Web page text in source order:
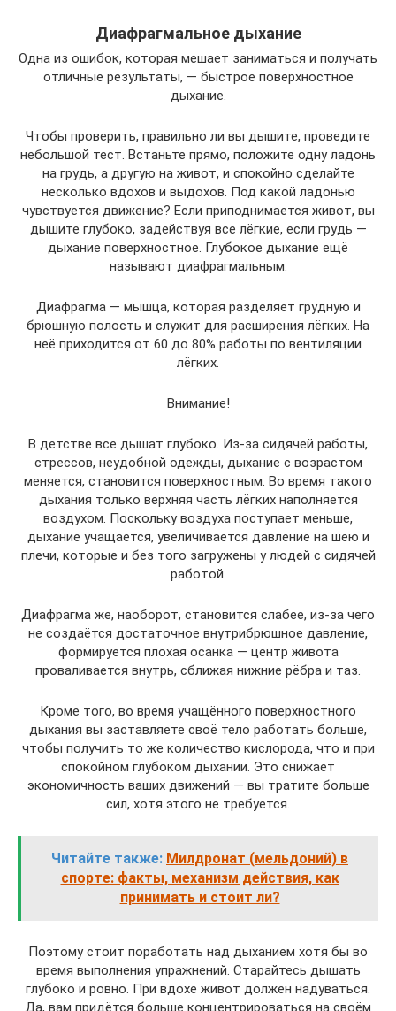
Диафрагмальное дыхание
Одна из ошибок, которая мешает заниматься и получать
отличные результаты, — быстрое поверхностное
дыхание.
Чтобы проверить, правильно ли вы дышите, проведите
небольшой тест. Встаньте прямо, положите одну ладонь
на грудь, а другую на живот, и спокойно сделайте
несколько вдохов и выдохов. Под какой ладонью
чувствуется движение? Если приподнимается живот, вы
дышите глубоко, задействуя все лёгкие, если грудь —
дыхание поверхностное. Глубокое дыхание ещё
называют диафрагмальным.
Диафрагма — мышца, которая разделяет грудную и
брюшную полость и служит для расширения лёгких. На
неё приходится от 60 до 80% работы по вентиляции
лёгких.
Внимание!
В детстве все дышат глубоко. Из-за сидячей работы,
стрессов, неудобной одежды, дыхание с возрастом
меняется, становится поверхностным. Во время такого
дыхания только верхняя часть лёгких наполняется
воздухом. Поскольку воздуха поступает меньше,
дыхание учащается, увеличивается давление на шею и
плечи, которые и без того загружены у людей с сидячей
работой.
Диафрагма же, наоборот, становится слабее, из-за чего
не создаётся достаточное внутрибрюшное давление,
формируется плохая осанка — центр живота
проваливается внутрь, сближая нижние рёбра и таз.
Кроме того, во время учащённого поверхностного
дыхания вы заставляете своё тело работать больше,
чтобы получить то же количество кислорода, что и при
спокойном глубоком дыхании. Это снижает
экономичность ваших движений — вы тратите больше
сил, хотя этого не требуется.
Читайте также: Милдронат (мельдоний) в
спорте: факты, механизм действия, как
принимать и стоит ли?
Поэтому стоит поработать над дыханием хотя бы во
время выполнения упражнений. Старайтесь дышать
глубоко и ровно. При вдохе живот должен надуваться.
Да, вам придётся больше концентрироваться на своём